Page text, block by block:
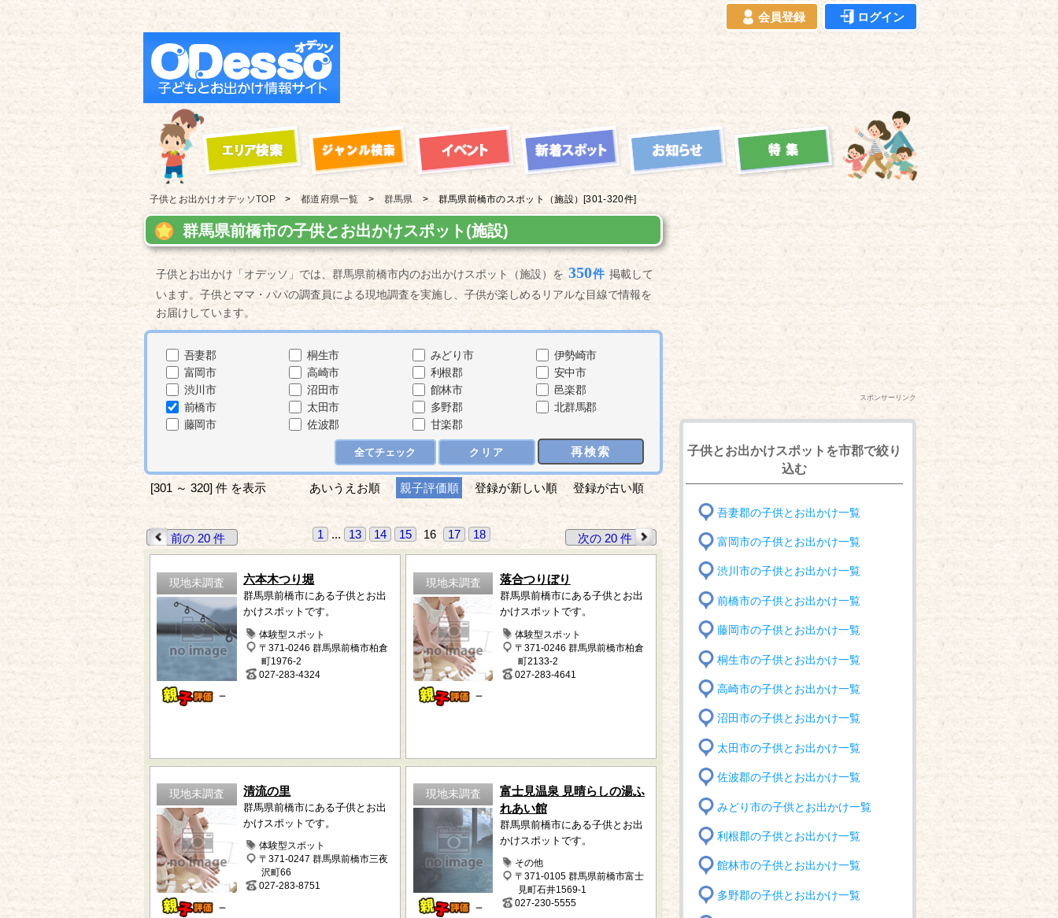
会員登録 ログイン
子供とお出かけ オデッソTOP 都道府県一覧 群馬県 群馬県前橋市の スポット（施設） [301-320件]
群馬県前橋市の子供とお出かけスポット(施設)
子供とお出かけ「オデッソ」では、群馬県前橋市内のお出かけスポット（施設）を 350件 掲載して
います。子供とママ・パパの調査員による現地調査を実施し、子供が楽しめるリアルな目線で情報を
お届けしています。
吾妻郡
富岡市
渋川市
前橋市
藤岡市
桐生市
高崎市
沼田市
太田市
佐波郡
みどり市
利根郡
館林市
多野郡
甘楽郡
伊勢崎市
安中市
邑楽郡
北群馬郡
全てチェック クリア 再検索
[301 ～ 320] 件 を表示 あいうえお順 親子評価順 登録が新しい順 登録が古い順
前の 20 件 1 ... 13 14 15 16 17 18 次の 20 件
現地未調査
－
六本木つり堀
群馬県前橋市にある子供とお出
かけスポットです。
体験型スポット
〒371-0246 群馬県前橋市柏倉
町1976-2
027-283-4324
現地未調査
－
落合つりぼり
群馬県前橋市にある子供とお出
かけスポットです。
体験型スポット
〒371-0246 群馬県前橋市柏倉
町2133-2
027-283-4641
現地未調査
－
清流の里
群馬県前橋市にある子供とお出
かけスポットです。
体験型スポット
〒371-0247 群馬県前橋市三夜
沢町66
027-283-8751
現地未調査
－
富士見温泉 見晴らしの湯ふ
れあい館
群馬県前橋市にある子供とお出
かけスポットです。
その他
〒371-0105 群馬県前橋市富士
見町石井1569-1
027-230-5555
スポンサーリンク
子供とお出かけスポットを市郡で絞り
込む
吾妻郡の子供とお出かけ一覧
富岡市の子供とお出かけ一覧
渋川市の子供とお出かけ一覧
前橋市の子供とお出かけ一覧
藤岡市の子供とお出かけ一覧
桐生市の子供とお出かけ一覧
高崎市の子供とお出かけ一覧
沼田市の子供とお出かけ一覧
太田市の子供とお出かけ一覧
佐波郡の子供とお出かけ一覧
みどり市の子供とお出かけ一覧
利根郡の子供とお出かけ一覧
館林市の子供とお出かけ一覧
多野郡の子供とお出かけ一覧